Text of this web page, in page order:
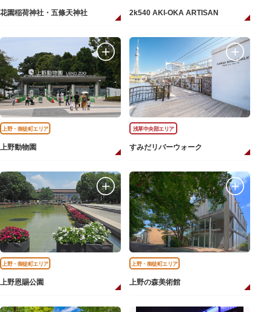
花園稲荷神社・五條天神社 2k540 AKI-OKA ARTISAN
上野・御徒町エリア
上野動物園
浅草中央部エリア
すみだリバーウォーク
上野・御徒町エリア
上野恩賜公園
上野・御徒町エリア
上野の森美術館